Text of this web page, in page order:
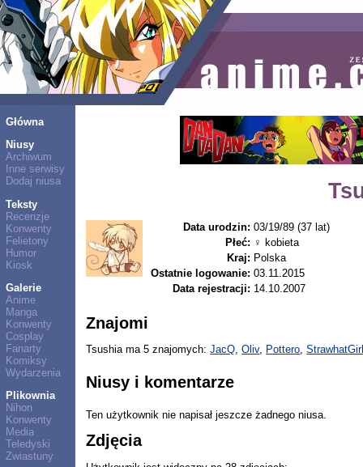
Główna
Niusy
Archiwum
Inne serwisy
Dodaj niusa
Teksty
Recenzje
Konwenty
Felietony
Humor
Kiosk
Galerie
Anime
Manga
Konwenty
Cosplay
Fanarty
Komiksy
Wydarzenia
Plikownia
Nihon
Konwenty
Media
Teledyski
Zwiastuny
Data urodzin: 03/19/89 (37 lat)
Płeć: ♀ kobieta
Kraj: Polska
Ostatnie logowanie: 03.11.2015
Data rejestracji: 14.10.2007
Znajomi
Tsushia ma 5 znajomych:JacQ,Oliv, Pottero,
Niusy i komentarze
Ten użytkownik nie napisał jeszcze żadnego niusa.
Zdjęcia